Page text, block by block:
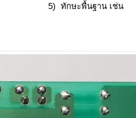
นฐาน เช่น